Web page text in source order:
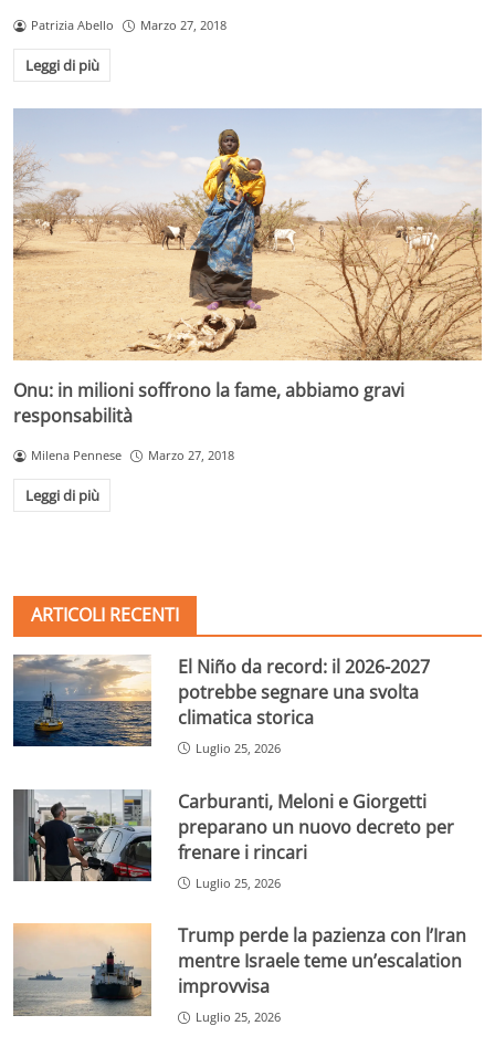
Patrizia Abello Marzo 27, 2018
Leggi di più
Onu: in milioni soffrono la fame, abbiamo gravi
responsabilità
Milena Pennese Marzo 27, 2018
Leggi di più
ARTICOLI RECENTI
El Niño da record: il 2026-2027
potrebbe segnare una svolta
climatica storica
Luglio 25, 2026
Carburanti, Meloni e Giorgetti
preparano un nuovo decreto per
frenare i rincari
Luglio 25, 2026
Trump perde la pazienza con l’Iran
mentre Israele teme un’escalation
improvvisa
Luglio 25, 2026